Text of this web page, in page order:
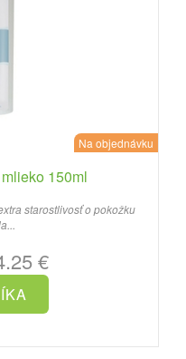
Na objednávku
150ml
starostlivosť o pokožku
€